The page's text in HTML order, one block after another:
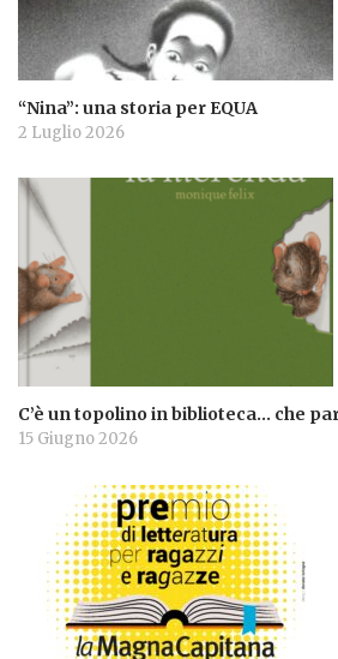
“Nina”: una storia per EQUA
2 Luglio 2026
C’è un topolino in biblioteca… che
15 Giugno 2026